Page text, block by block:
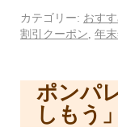
カテゴリー: おす
割引クーポン 年
ポンパ
しもう